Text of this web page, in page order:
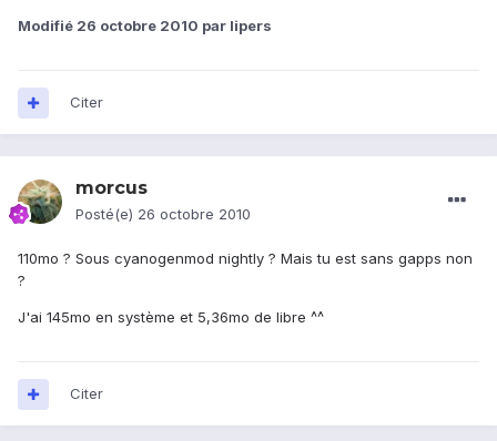
Modifié 26 octobre 2010 par lipers
Citer
morcus
Posté(e) 26 octobre 2010
110mo ? Sous cyanogenmod nightly ? Mais tu est sans gapps non
?
J'ai 145mo en système et 5,36mo de libre ^^
Citer